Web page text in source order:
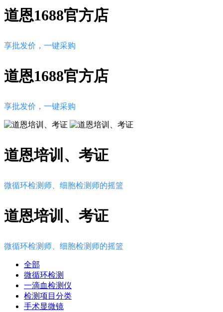
道恩1688官方店
享批发价，一键采购
道恩1688官方店
享批发价，一键采购
道恩培训、考证
微循环检测师、细胞检测师的摇篮
道恩培训、考证
微循环检测师、细胞检测师的摇篮
全部
微循环检测
一滴血检测仪
检测项目分类
手术显微镜